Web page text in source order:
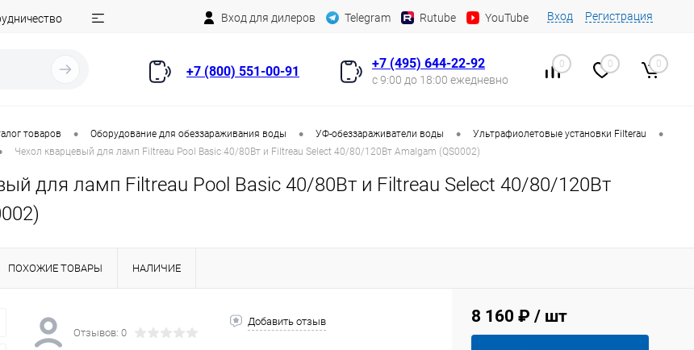
Вход для дилеров Telegram Rutube YouTube Вход Регистрация
+7 (800) 551-00-91
+7 (495) 644-22-92
с 9:00 до 18:00 ежедневно
0 0 0
товаров • Оборудование для обеззараживания воды • УФ-обеззараживатели воды • Ультрафиолетовые установки Filterau •
Чехол кварцевый для ламп Filtreau Pool Basic 40/80Вт и Filtreau Select 40/80/120Вт Amalgam (QS0002)
для ламп Filtreau Pool Basic 40/80Вт и Filtreau Select 40/80/120Вт
ПОХОЖИЕ ТОВАРЫ НАЛИЧИЕ
Отзывов: 0
Добавить отзыв 8 160 ₽ / шт